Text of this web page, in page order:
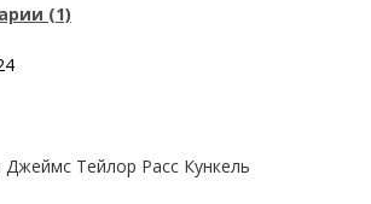
(1)
Джеймс Тейлор Расс Кункель